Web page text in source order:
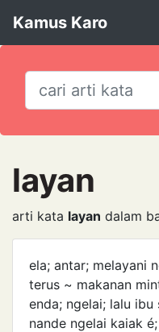
Kamus Karo
layan
arti kata layan dalam
ela; antar; melayani
terus ~ makanan
enda; ngelai; lalu
nande ngelai kaiak